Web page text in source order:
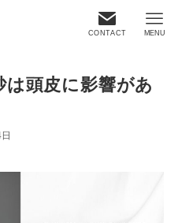
CONTACT MENU
は頭皮に影響があ